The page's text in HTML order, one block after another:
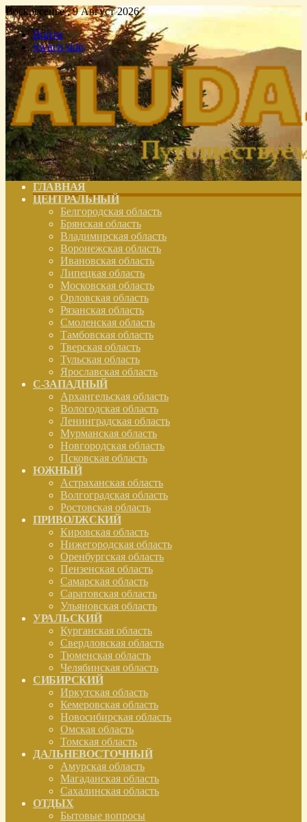
Воскресенье , 9 Август 2026
Войти
Switch skin
ГЛАВНАЯ
ЦЕНТРАЛЬНЫЙ
Белгородская область
Брянская область
Владимирская область
Воронежская область
Ивановская область
Липецкая область
Московская область
Орловская область
Рязанская область
Смоленская область
Тамбовская область
Тверская область
Тульская область
Ярославская область
С-ЗАПАДНЫЙ
Архангельская область
Вологодская область
Ленинградская область
Мурманская область
Новгородская область
Псковская область
ЮЖНЫЙ
Астраханская область
Волгоградская область
Ростовская область
ПРИВОЛЖСКИЙ
Кировская область
Нижегородская область
Оренбургская область
Пензенская область
Самарская область
Саратовская область
Ульяновская область
УРАЛЬСКИЙ
Курганская область
Свердловская область
Тюменская область
Челябинская область
СИБИРСКИЙ
Иркутская область
Кемеровская область
Новосибирская область
Омская область
Томская область
ДАЛЬНЕВОСТОЧНЫЙ
Амурская область
Магаданская область
Сахалинская область
ОТДЫХ
Бытовые вопросы